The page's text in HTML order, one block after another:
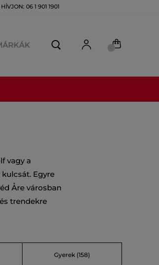
HÍVJON: 06 1 901 1901
vagy a
Egyre
Åre városban
trendekre
Gyerek(158)